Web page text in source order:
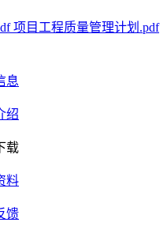
项目工程质量管理计划.pdf
息
绍
载
料
馈